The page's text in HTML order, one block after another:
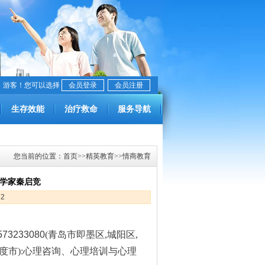
会员注册
会员登录
游客！您可以选择
生存效能 治疗救命 服务导航
您当前的位置： 首页>>精英教育>>情商教育
家秦启竞
(青岛市即墨区,城阳区,
市):心理咨询、心理培训与心理